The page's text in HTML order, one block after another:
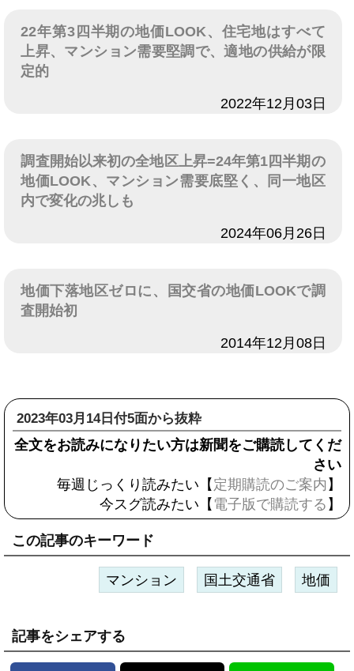
22年第3四半期の地価LOOK、住宅地はすべて
上昇、マンション需要堅調で、適地の供給が限
定的
2022年12月03日
調査開始以来初の全地区上昇=24年第1四半期の
地価LOOK、マンション需要底堅く、同一地区
内で変化の兆しも
2024年06月26日
地価下落地区ゼロに、国交省の地価LOOKで調
査開始初
2014年12月08日
2023年03月14日付5面から抜粋
全文をお読みになりたい方は新聞をご購読してくだ
さい
毎週じっくり読みたい【 定期購読のご案内 】
今スグ読みたい【 電子版で購読する 】
この記事のキーワード
マンション 国土交通省 地価
記事をシェアする